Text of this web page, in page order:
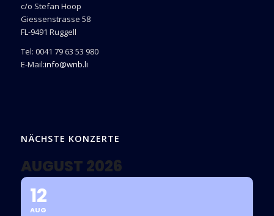
c/o Stefan Hoop
Giessenstrasse 58
FL-9491 Ruggell
Tel: 0041 79 63 53 980
E-Mail:info@wnb.li
NÄCHSTE KONZERTE
AUGUST 2026
12
AUG